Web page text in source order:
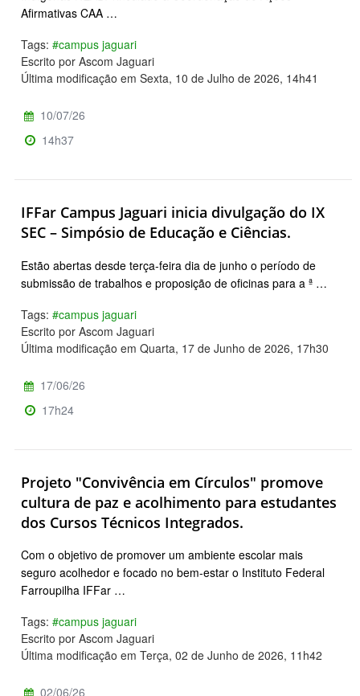
Afirmativas CAA …
Tags: #campus jaguari
Escrito por Ascom Jaguari
Última modificação em Sexta, 10 de Julho de 2026, 14h41
10/07/26
14h37
IFFar Campus Jaguari inicia divulgação do IX
SEC – Simpósio de Educação e Ciências.
Estão abertas desde terça-feira dia de junho o período de
submissão de trabalhos e proposição de oficinas para a ª …
Tags: #campus jaguari
Escrito por Ascom Jaguari
Última modificação em Quarta, 17 de Junho de 2026, 17h30
17/06/26
17h24
Projeto "Convivência em Círculos" promove
cultura de paz e acolhimento para estudantes
dos Cursos Técnicos Integrados.
Com o objetivo de promover um ambiente escolar mais
seguro acolhedor e focado no bem-estar o Instituto Federal
Farroupilha IFFar …
Tags: #campus jaguari
Escrito por Ascom Jaguari
Última modificação em Terça, 02 de Junho de 2026, 11h42
02/06/26